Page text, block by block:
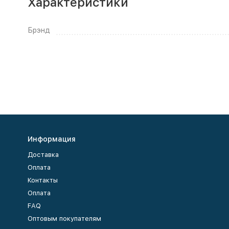
Брэнд
Информация
Доставка
Оплата
Контакты
Оплата
FAQ
Оптовым покупателям